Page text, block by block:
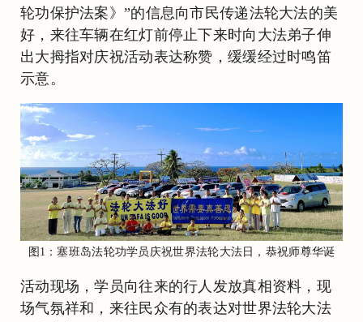
轮功保护法案》”的信息向市民传递法轮大法的美
好，来往车辆在红灯前停止下来时向大法弟子伸
出大拇指对庆祝活动表达称赞，缓缓经过时鸣笛
示意。
图1：塞班岛法轮功学员庆祝世界法轮大法日，恭祝师尊华诞
活动现场，学员向往来的行人发放真相资料，现
场气氛祥和，来往民众有的表达对世界法轮大法